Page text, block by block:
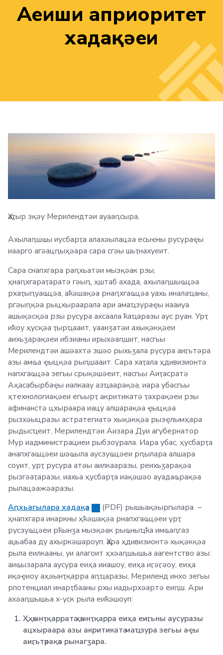
Аԥеиԥши априоритет
хадақәеи
Ҳаҭыр зқәу Мерилендтәи ауааԥсыра,
Ахылаԥшҩы иусбарҭа алахәылацәа есыҽны русураҿы
иаарго агәацԥыҳәара сара сгәы шьҭнахуеит.
Сара снапхгара раԥхьатәи мызқәак рзы,
ҳнаԥхгараҭаратә гәыԥ, ҳштаб ахада, ахылаԥшыҩцәа
рхаҭыԥуаҩцәа, аҟәшақәа рнаԥхгаҩцәа уахь иналаҵаны,
ргәыԥқәа рыцхыраарала ари амаҵзураҿы иааиуа
ашықәсқәа рзы русура ахсаала ҟаҵаразы аус руан. Урҭ
иҟоу ҳусқәа ҭырҵааит, уаанӡатәи ахықәкқәеи
аихьӡарақәеи ибзианы ирыхәаԥшит, насгьы
Мерилендтәи ашәахтә зшәо рыхьӡала русура аиӷьтәра
азы амҩа ҿыцқәа рыԥшааит. Сара хаҭала ҳдивизионтә
напхгаҩцәа зегьы срықәшәеит, насгьы Аиҭасратә
Аҳасабырбаҿы иалкаау азҵаарақәа, иара убасгьы
ҳтехнологиақәеи егьырҭ акритикатә ҭахрақәеи рзы
афинанстә цхыраара иацу алшарақәа ҿыцқәа
рызхәыцразы астратегиатә хықәкқәа рызҿлымҳара
рыдысҵеит, Мерилендтәи Аизара Дуи агубернатор
Мур иадминистрациеи рыбзоурала. Иара убас, ҳусбарҭа
анапхгаҩцәеи шәҩыла аусзуҩцәеи рԥылара алшара
соуит, урҭ русура атәы аилкааразы, реихьӡарақәа
рызгәаҭаразы, иахьа ҳусбарҭа иақәшәо ​​ауадаҩрақәа
рылацәажәаразы.
Аԥхьагылара хадақәа
(PDF) рышьақәыргылара –
ҳнапхгара инаркны ҳҟәшақәа рнапхгаҩцәеи урҭ
русзуҩцәеи рҟынӡа мызқәак рыҩныҵҟа имҩаԥгаз
аџьабаа ду ахыркәшароуп. Ҳара ҳдивизионтә хықәкқәа
рыла еилкааны, уи алагоит ҳхәаԥшышьа аагентство азы:
аиҩызарала аусура еиҳа ииашоу, еиҳа иӷәӷәоу, еиҳа
иқәҿиоу аҳәынҭқарра аԥҵаразы, Мериленд инхо зегьы
рпотенциал инарҭбааны рхы иадырхәартә еиԥш. Ари
ахәаԥшышьа х-уск рыла еиҟәшоуп:
Ҳҳәынҭқарратә ҳәынҭқарра еиҳа еиӷьны аусуразы
ацхыраара азы акритикатә маҵзура зегьы аҿы
аиӷьтәрақәа рынагӡара.